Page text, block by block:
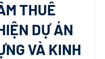
THUÊ
DỰ ÁN
VÀ KINH